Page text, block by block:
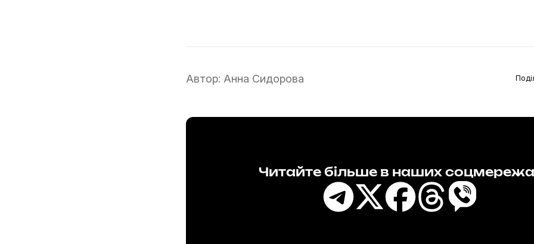
Автор: Анна Сидорова
Читайте більше в наших